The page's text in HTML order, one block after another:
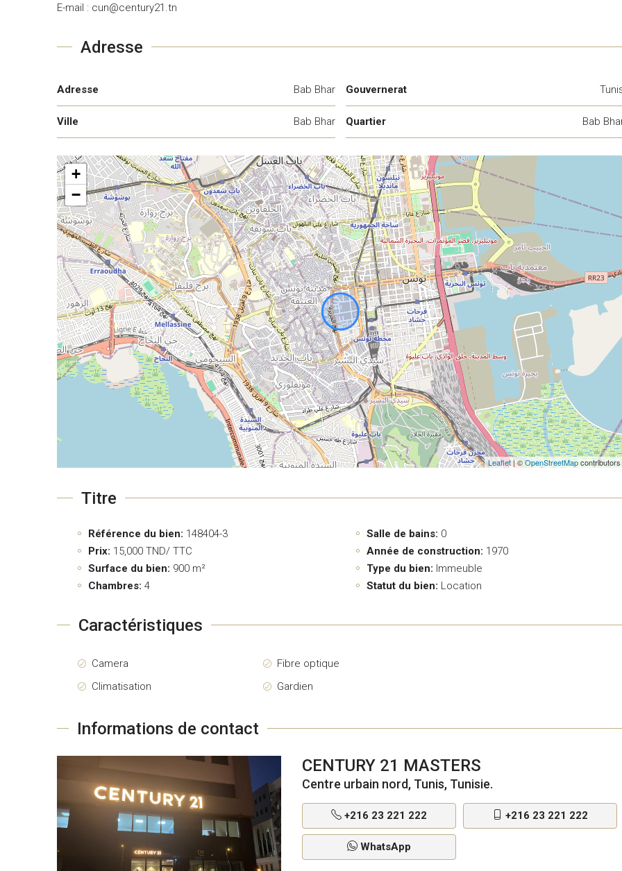
E-mail : cun@century21.tn
Adresse
Adresse Bab Bhar
Ville Bab Bhar
Gouvernerat
Quartier Bab
+
−
Leaflet| ©OpenStreetMapcontributors
Titre
Référence du bien: 148404-3
Prix: 15,000 TND/ TTC
Surface du bien: 900 m²
Chambres: 4
Salle de bains: 0
Année de construction: 1970
Type du bien: Immeuble
Statut du bien: Location
Caractéristiques
Camera
Climatisation
Fibre optique
Gardien
Informations de contact
CENTURY 21 MASTERS
Centre urbain nord, Tunis, Tunisie.
+216 23 221 222 +216 23 221 222
WhatsApp